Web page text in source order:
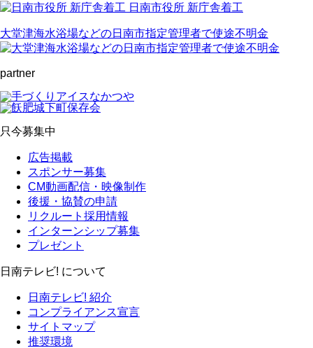
日南市役所 新庁舎着工
大堂津海水浴場などの日南市指定管理者で使途不明金
partner
只今募集中
広告掲載
スポンサー募集
CM動画配信・映像制作
後援・協賛の申請
リクルート採用情報
インターンシップ募集
プレゼント
日南テレビ! について
日南テレビ! 紹介
コンプライアンス宣言
サイトマップ
推奨環境